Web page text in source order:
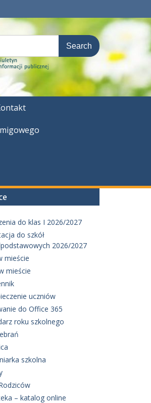
do klas I 2026/2027
do szkół
2026/2027
mieście
mieście
uczniów
do Office 365
roku szkolnego
szkolna
– katalog online